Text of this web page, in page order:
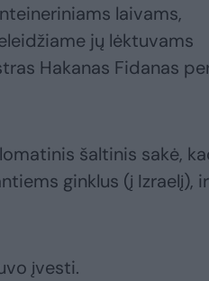
laivams,
jų lėktuvams
Hakanas Fidanas
šaltinis sakė,
ginklus (į Izraelį), ir
įvesti.